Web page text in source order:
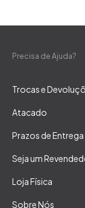
Precisa de Ajuda?
Trocas e
Atacado
Prazos de Entrega
Seja um
Loja Física
Sobre Nós